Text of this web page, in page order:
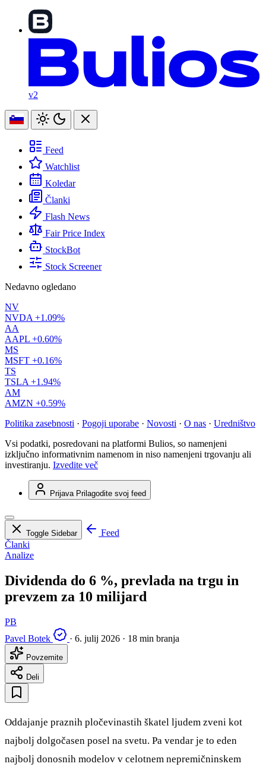
v2
Feed
Watchlist
Koledar
Članki
Flash News
Fair Price Index
StockBot
Stock Screener
Nedavno ogledano
NV
NVDA +1.09%
AA
AAPL +0.60%
MS
MSFT +0.16%
TS
TSLA +1.94%
AM
AMZN +0.59%
Politika zasebnosti · Pogoji uporabe · Novosti · O nas · Uredništvo
Vsi podatki, posredovani na platformi Bulios, so namenjeni
izključno informativnim namenom in niso namenjeni trgovanju ali
investiranju. Izvedite več
Prijava Prilagodite svoj feed
Toggle Sidebar
Feed
Članki
Analize
Dividenda do 6 %, prevlada na trgu in
prevzem za 10 milijard
PB
Pavel Botek
· 6. julij 2026 · 18 min branja
Povzemite
Deli
Oddajanje praznih pločevinastih škatel ljudem zveni kot
najbolj dolgočasen posel na svetu. Pa vendar je to eden
najbolj donosnih modelov v celotnem nepremičninskem